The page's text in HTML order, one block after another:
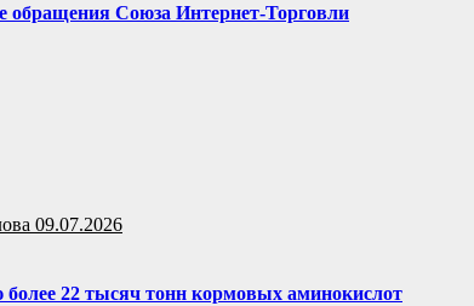
обращения Союза Интернет-Торговли
09.07.2026
более 22 тысяч тонн кормовых аминокислот